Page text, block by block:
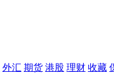
外汇 期货 港股 理财 收藏